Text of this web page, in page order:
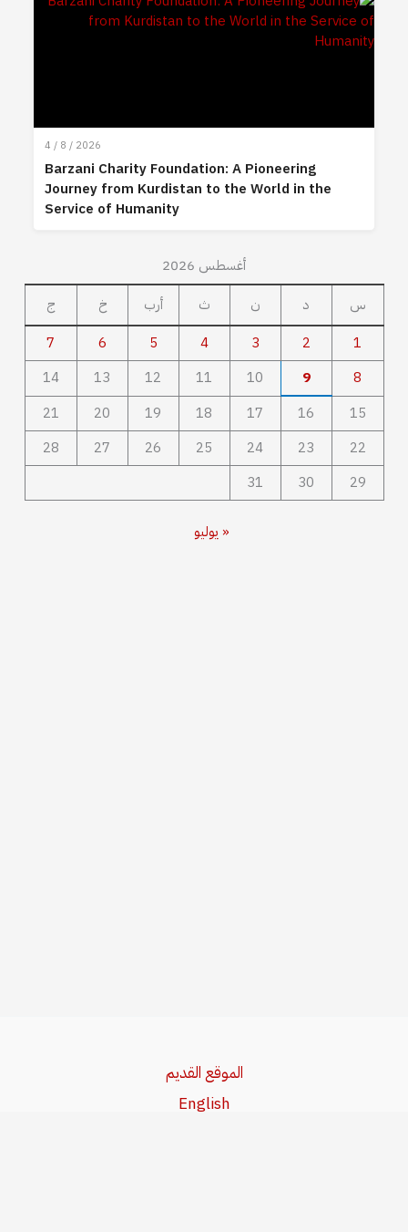
4 / 8 / 2026
Barzani Charity Foundation: A Pioneering
Journey from Kurdistan to the World in the
Service of Humanity
أغسطس 2026
س
د ن ث أرب خ
ج
1
2
3
4
5
6
7
8
9
10
11
12
13
14
15
16
17
18
19
20
21
22
23
24
25
26
27
28
29
30
31
« يوليو
الموقع القديم
English